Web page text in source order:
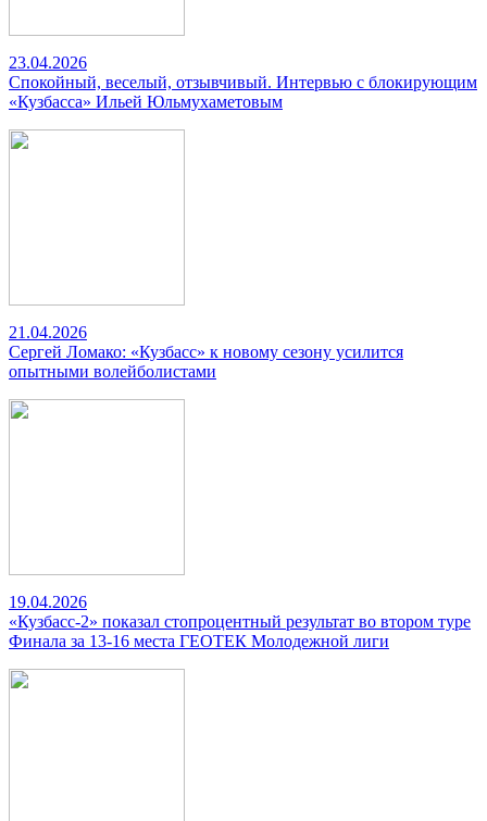
23.04.2026
Спокойный, веселый, отзывчивый. Интервью с блокирующим
«Кузбасса» Ильей Юльмухаметовым
21.04.2026
Сергей Ломако: «Кузбасс» к новому сезону усилится
опытными волейболистами
19.04.2026
«Кузбасс-2» показал стопроцентный результат во втором туре
Финала за 13-16 места ГЕОТЕК Молодежной лиги